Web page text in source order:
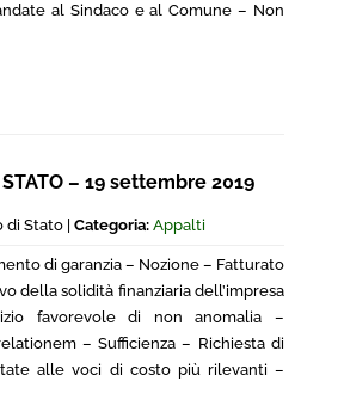
al Sindaco e al Comune – Non
– 19 settembre 2019
Stato | Categoria: Appalti
di garanzia – Nozione – Fatturato
della solidità finanziaria dell’impresa
favorevole di non anomalia –
– Sufficienza – Richiesta di
alle voci di costo più rilevanti –